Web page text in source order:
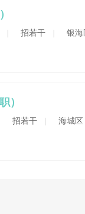
招若干 银海
）
招若干 海城区